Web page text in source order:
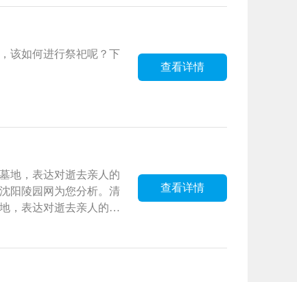
该如何进行祭祀呢？下
查看详情
地，表达对逝去亲人的
阳陵园网为您分析。清
，表达对逝去亲人的思
陵园网为您分析。清明
查看详情